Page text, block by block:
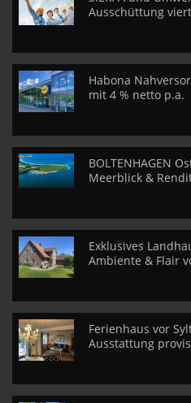
Ausschüttung
Habona
mit 4 % netto p.a.
BOLTENHAGEN
Meerblick &
Exklusives
Ambiente & Flair
Ferienhaus vor
Ausstattung